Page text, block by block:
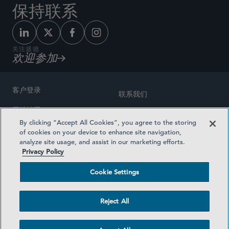
保持联系
关注盛德
欢迎参加
客户登录
网站地图
律师广告
隐私政策
社交媒体目录
联系我们
医疗计划透明度
Cookie Settings
©2026 SIDLEY AUSTIN LLP
By clicking “Accept All Cookies”, you agree to the storing
of cookies on your device to enhance site navigation,
analyze site usage, and assist in our marketing efforts.
Privacy Policy
Cookie Settings
Reject All